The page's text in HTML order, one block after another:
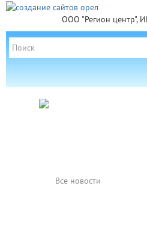
ООО "Регион центр",
Все новости